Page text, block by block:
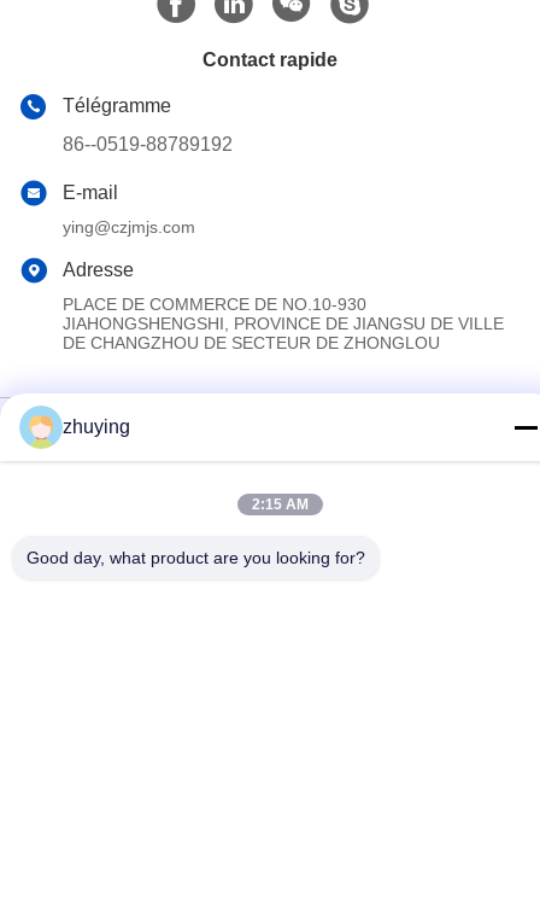
Contact rapide
Télégramme
86--0519-88789192
E-mail
ying@czjmjs.com
Adresse
PLACE DE COMMERCE DE NO.10-930
JIAHONGSHENGSHI, PROVINCE DE JIANGSU DE VILLE
DE CHANGZHOU DE SECTEUR DE ZHONGLOU
Politique de confidentialité
La Chine est bonne. Qualité Grandes vessies de glace de
cold chain technology Co.,ltd Tout. Les droits sont réservés.
zhuying
2:15 AM
Good day, what product are you looking for?